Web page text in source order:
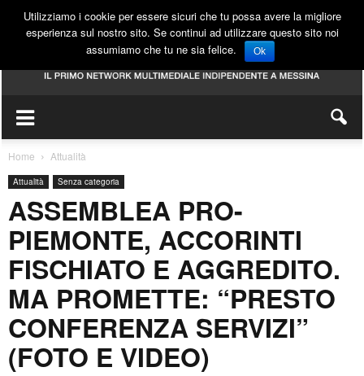
Home Attualità
Attualità Senza categoria
ASSEMBLEA PRO-
PIEMONTE, ACCORINTI
FISCHIATO E AGGREDITO.
MA PROMETTE: “PRESTO
CONFERENZA SERVIZI”
(FOTO E VIDEO)
Utilizziamo i cookie per essere sicuri che tu possa avere la migliore
esperienza sul nostro sito. Se continui ad utilizzare questo sito noi
assumiamo che tu ne sia felice.
Ok